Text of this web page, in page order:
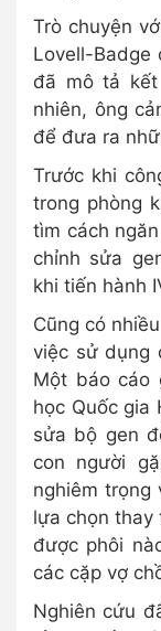
Trò chuyện
Lovell-Badge
đã mô tả kết
nhiên, ông
để đưa ra
Trước khi
trong phòng
tìm cách
chỉnh sửa
khi tiến hành
Cũng có
việc sử dụng
Một báo cáo
học Quốc gia
sửa bộ gen
con người
nghiêm trọng
lựa chọn thay
được phôi
các cặp vợ
Nghiên cứu